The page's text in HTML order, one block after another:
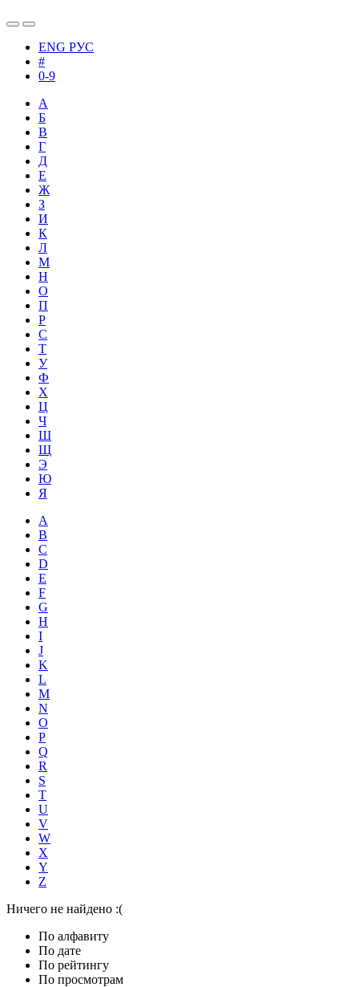
ENG РУС
#
0-9
А
Б
В
Г
Д
Е
Ж
З
И
К
Л
М
Н
О
П
Р
С
Т
У
Ф
Х
Ц
Ч
Ш
Щ
Э
Ю
Я
A
B
C
D
E
F
G
H
I
J
K
L
M
N
O
P
Q
R
S
T
U
V
W
X
Y
Z
Ничего не найдено :(
По алфавиту
По дате
По рейтингу
По просмотрам